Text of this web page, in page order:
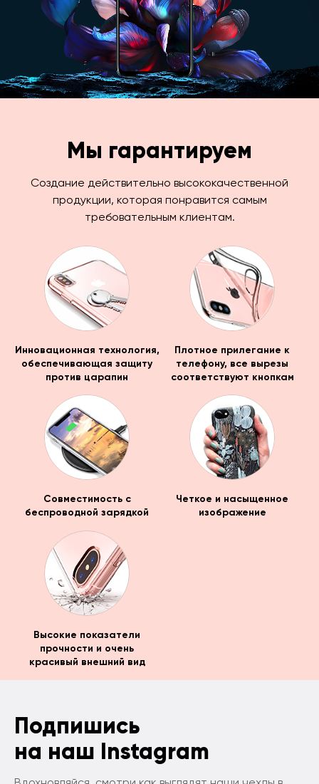
Мы гарантируем
Создание действительно высококачественной
продукции, которая понравится самым
требовательным клиентам.
Инновационная технология,
обеспечивающая защиту
против царапин
Плотное прилегание к
телефону, все вырезы
соответствуют кнопкам
Совместимость с
беспроводной зарядкой
Четкое и насыщенное
изображение
Высокие показатели
прочности и очень
красивый внешний вид
Подпишись
на наш Instagram